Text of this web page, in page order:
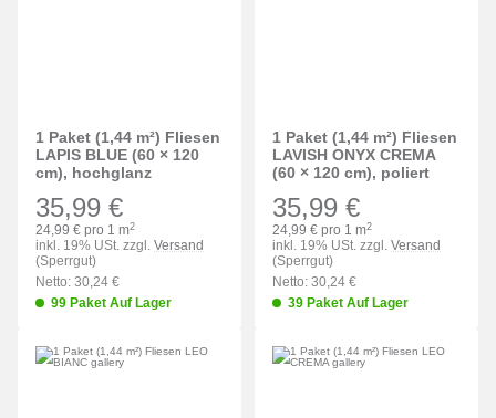
1 Paket (1,44 m²) Fliesen
LAPIS BLUE (60 × 120
cm), hochglanz
35,99 €
24,99 € pro 1 m2
inkl. 19% USt. zzgl. Versand
(Sperrgut)
Netto: 30,24 €
99 Paket Auf Lager
1 Paket (1,44 m²) Fliesen
LAVISH ONYX CREMA
(60 × 120 cm), poliert
35,99 €
24,99 € pro 1 m2
inkl. 19% USt. zzgl. Versand
(Sperrgut)
Netto: 30,24 €
39 Paket Auf Lager